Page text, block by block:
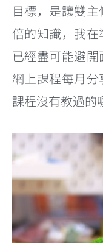
目標，是讓雙
倍的知識，我在
已經盡可能避開
網上課程每月
課程沒有教過的